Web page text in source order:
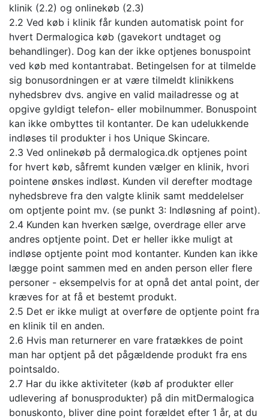
klinik (2.2) og onlinekøb (2.3)
2.2 Ved køb i klinik får kunden automatisk point for
hvert Dermalogica køb (gavekort undtaget og
behandlinger). Dog kan der ikke optjenes bonuspoint
ved køb med kontantrabat. Betingelsen for at tilmelde
sig bonusordningen er at være tilmeldt klinikkens
nyhedsbrev dvs. angive en valid mailadresse og at
opgive gyldigt telefon- eller mobilnummer. Bonuspoint
kan ikke ombyttes til kontanter. De kan udelukkende
indløses til produkter i hos Unique Skincare.
2.3 Ved onlinekøb på dermalogica.dk optjenes point
for hvert køb, såfremt kunden vælger en klinik, hvori
pointene ønskes indløst. Kunden vil derefter modtage
nyhedsbreve fra den valgte klinik samt meddelelser
om optjente point mv. (se punkt 3: Indløsning af point).
2.4 Kunden kan hverken sælge, overdrage eller arve
andres optjente point. Det er heller ikke muligt at
indløse optjente point mod kontanter. Kunden kan ikke
lægge point sammen med en anden person eller flere
personer - eksempelvis for at opnå det antal point, der
kræves for at få et bestemt produkt.
2.5 Det er ikke muligt at overføre de optjente point fra
en klinik til en anden.
2.6 Hvis man returnerer en vare fratækkes de point
man har optjent på det pågældende produkt fra ens
pointsaldo.
2.7 Har du ikke aktiviteter (køb af produkter eller
udlevering af bonusprodukter) på din mitDermalogica
bonuskonto, bliver dine point forældet efter 1 år, at du